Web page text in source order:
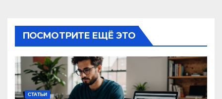
ПОСМОТРИТЕ ЕЩЁ ЭТО
СТАТЬИ